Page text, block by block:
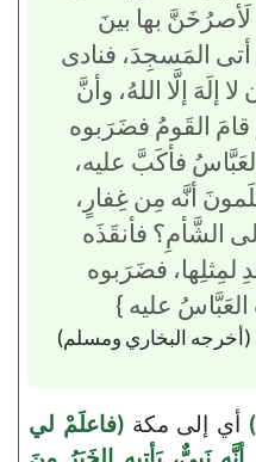
بها بينَ
المَسجِدَ، فنادى
إلَهَ إلَّا اللهُ، وأنَّ
القَومُ فضَرَبوه
فأكَبَّ عليه،
أنَّه مِن غِفارٍ،
الشَّأمِ؟ فأنقَذَه
لمِثلِها، فضَرَبوه
العَبَّاسُ عليه }
(أخرجه البخاري ومسلم)
أي إلى مكة(فاعلَمْ لي
نَبيٌّ، يَأتيه الخَبَرُ مِنَ